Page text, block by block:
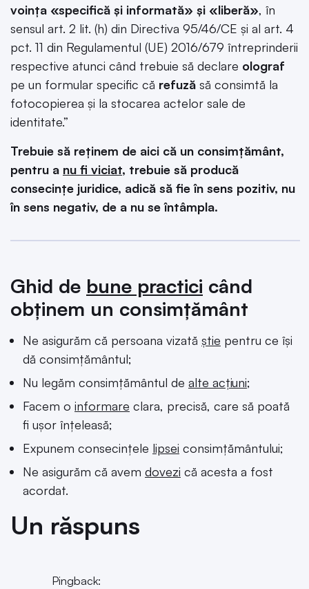
voința «specifică și informată» și «liberă», în
sensul art. 2 lit. (h) din Directiva 95/46/CE și al art. 4
pct. 11 din Regulamentul (UE) 2016/679 întreprinderii
respective atunci când trebuie să declare olograf
pe un formular specific că refuză să consimtă la
fotocopierea și la stocarea actelor sale de
identitate.”
Trebuie să reținem de aici că un consimțământ,
pentru a nu fi viciat, trebuie să producă
consecințe juridice, adică să fie în sens pozitiv, nu
în sens negativ, de a nu se întâmpla.
Ghid de bune practici când
obținem un consimțământ
Ne asigurăm că persoana vizată știe pentru ce își
dă consimțământul;
Nu legăm consimțământul de alte acțiuni;
Facem o informare clara, precisă, care să poată
fi ușor înțeleasă;
Expunem consecințele lipsei consimțământului;
Ne asigurăm că avem dovezi că acesta a fost
acordat.
Un răspuns
Pingback: